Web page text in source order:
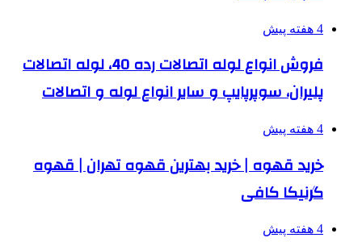
4 هفته پیش
فروش انواع لوله اتصالات رده 40، لوله اتصالات
پلیران، سوپرپایپ و سایر انواع لوله و اتصالات
4 هفته پیش
خرید قهوه | خرید بهترین قهوه تهران | قهوه
گرنیکا کافی
4 هفته پیش